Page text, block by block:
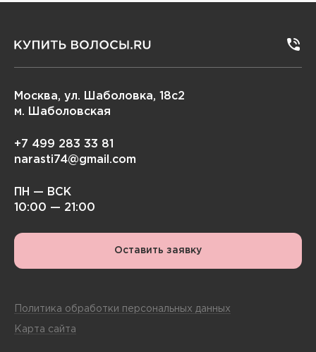
Москва, ул. Шаболовка, 18с2
м. Шаболовская
+7 499 283 33 81
narasti74@gmail.com
ПН — ВСК
10:00 — 21:00
Оставить заявку
Политика обработки персональных данных
Карта сайта